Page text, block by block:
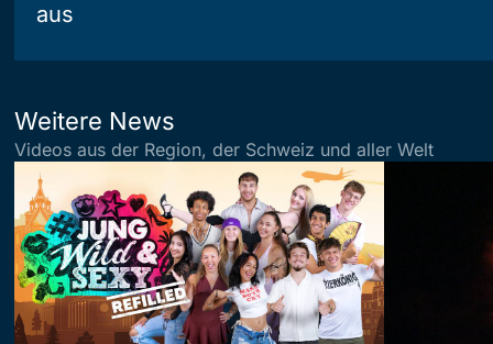
aus
Weitere News
Videos aus der Region, der Schweiz und aller Welt